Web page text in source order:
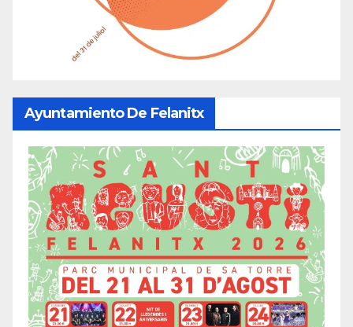
Ayuntamiento De Felanitx